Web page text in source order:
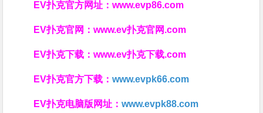
EV扑克官方网址：www.evp86.com
EV扑克官网：www.ev扑克官网.com
EV扑克下载：www.ev扑克下载.com
EV扑克官方下载：www.evpk66.com
EV扑克电脑版网址：www.evpk88.com